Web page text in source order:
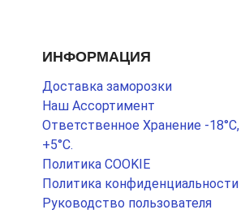
ИНФОРМАЦИЯ
Доставка заморозки
Наш Ассортимент
Ответственное Хранение -18°С,
+5°С.
Политика COOKIE
Политика конфиденциальности
Руководство пользователя